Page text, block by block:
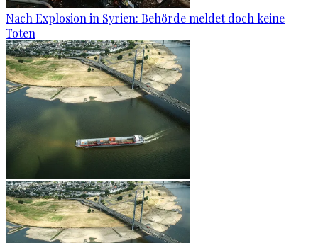
Nach Explosion in Syrien: Behörde meldet doch keine
Toten